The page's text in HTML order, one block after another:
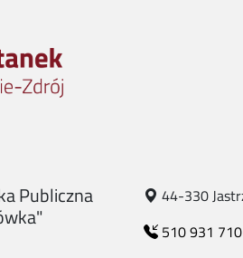
Publiczna
44-330
510 931 710